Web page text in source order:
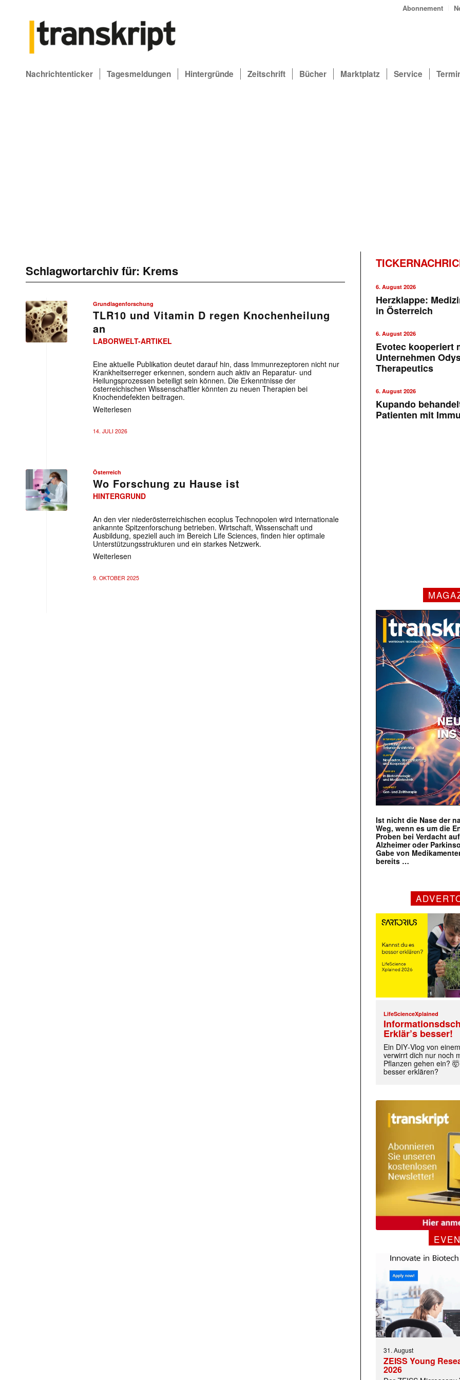
Abonnement
Nachrichtenticker Tagesmeldungen Hintergründe Zeitschrift Bücher Marktplatz Service
Schlagwortarchiv für: Krems
Grundlagenforschung
TLR10 und Vitamin D regen Knochenheilung
an
LABORWELT-ARTIKEL
Eine aktuelle Publikation deutet darauf hin, dass Immunrezeptoren nicht nur
Krankheitserreger erkennen, sondern auch aktiv an Reparatur- und
Heilungsprozessen beteiligt sein können. Die Erkenntnisse der
österreichischen Wissenschaftler könnten zu neuen Therapien bei
Knochendefekten beitragen.
Weiterlesen
14. JULI 2026
Österreich
Wo Forschung zu Hause ist
HINTERGRUND
An den vier niederösterreichischen ecoplus Technopolen wird internationale
ankannte Spitzenforschung betrieben. Wirtschaft, Wissenschaft und
Ausbildung, speziell auch im Bereich Life Sciences, finden hier optimale
Unterstützungsstrukturen und ein starkes Netzwerk.
Weiterlesen
9. OKTOBER 2025
6. August 2026
Herzklappe:
in Österreich
6. August 2026
Evotec kooperiert
Unternehmen
Therapeutics
6. August 2026
Kupando
Patienten mit
Ist nicht die Nase der
Weg, wenn es um die
Proben bei Verdacht
Alzheimer oder
Gabe von
bereits …
LifeScienceXplained
Erklär’s besser!
Ein DIY‑Vlog von
verwirrt dich nur noch
Pflanzen gehen ein?
besser erklären?
31. August
ZEISS Young
2026